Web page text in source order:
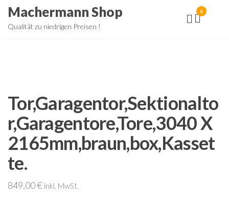
ZumMachermann Shop
Qualität zu niedrigen Preisen !
0
Tor,Garagentor,Sektionalto
r,Garagentore,Tore,3040 X
2165mm,braun,box,Kasset
te.
849,00€ inkl. MwSt.